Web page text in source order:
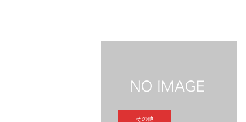
その他